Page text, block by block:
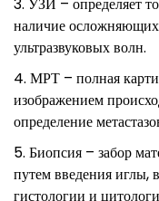
УЗИ – определяет
наличие
ультразвуковых волн.
МРТ – полная
изображением
определение
Биопсия – забор
путем введения иглы,
гистологии и